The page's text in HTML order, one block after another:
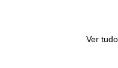
Ver tudo